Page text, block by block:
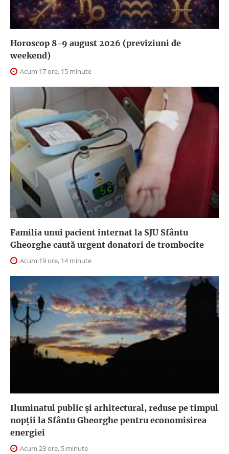
Horoscop 8-9 august 2026 (previziuni de
weekend)
Acum 17 ore, 15 minute
Familia unui pacient internat la SJU Sfântu
Gheorghe caută urgent donatori de trombocite
Acum 19 ore, 14 minute
Iluminatul public şi arhitectural, reduse pe timpul
nopţii la Sfântu Gheorghe pentru economisirea
energiei
Acum 23 ore, 5 minute